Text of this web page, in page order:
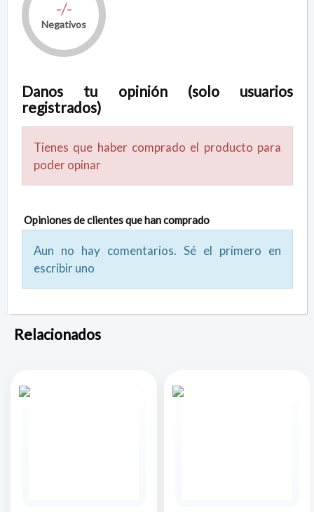
-/-
Negativos
Danos tu opinión (solo usuarios
registrados)
Tienes que haber comprado el producto para
poder opinar
Opiniones de clientes que han comprado
Aun no hay comentarios. Sé el primero en
escribir uno
Relacionados